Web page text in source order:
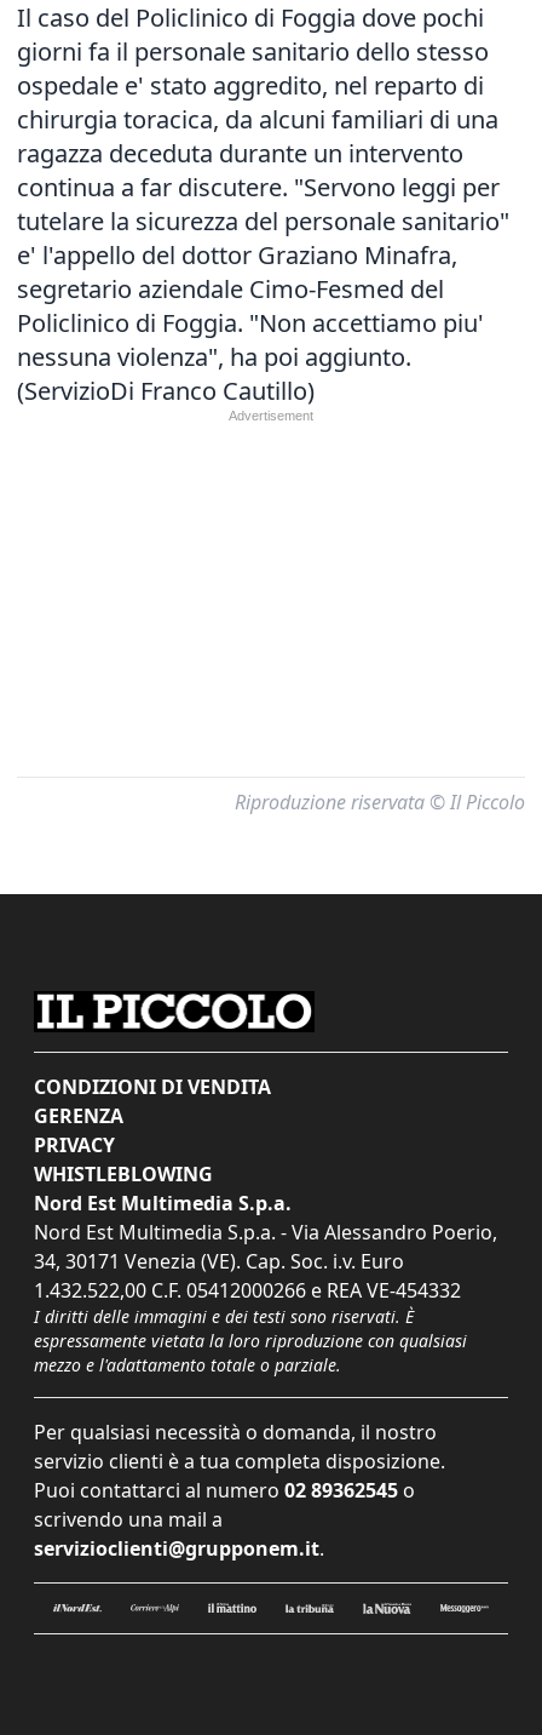
Il caso del Policlinico di Foggia dove pochi
giorni fa il personale sanitario dello stesso
ospedale e' stato aggredito, nel reparto di
chirurgia toracica, da alcuni familiari di una
ragazza deceduta durante un intervento
continua a far discutere. "Servono leggi per
tutelare la sicurezza del personale sanitario"
e' l'appello del dottor Graziano Minafra,
segretario aziendale Cimo-Fesmed del
Policlinico di Foggia. "Non accettiamo piu'
nessuna violenza", ha poi aggiunto.
(ServizioDi Franco Cautillo)
Riproduzione riservata © Il Piccolo
CONDIZIONI DI VENDITA
GERENZA
PRIVACY
WHISTLEBLOWING
Nord Est Multimedia S.p.a.
Nord Est Multimedia S.p.a. - Via Alessandro Poerio,
34, 30171 Venezia (VE). Cap. Soc. i.v. Euro
1.432.522,00 C.F. 05412000266 e REA VE-454332
I diritti delle immagini e dei testi sono riservati. È
espressamente vietata la loro riproduzione con qualsiasi
mezzo e l'adattamento totale o parziale.
Per qualsiasi necessità o domanda, il nostro
servizio clienti è a tua completa disposizione.
Puoi contattarci al numero 02 89362545 o
scrivendo una mail a
servizioclienti@grupponem.it.